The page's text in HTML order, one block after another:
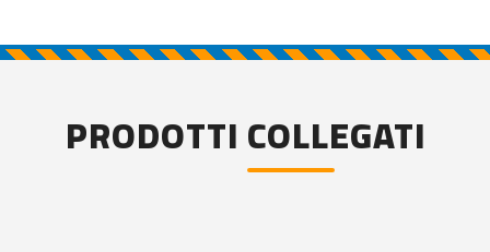
PRODOTTI COLLEGATI